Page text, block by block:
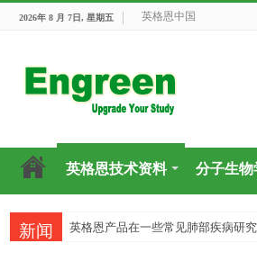
2026年 8 月 7日, 星期五 英格恩中国
英格恩技术资料 分子生物
新闻 英格恩产品在一些常见肺部疾病研